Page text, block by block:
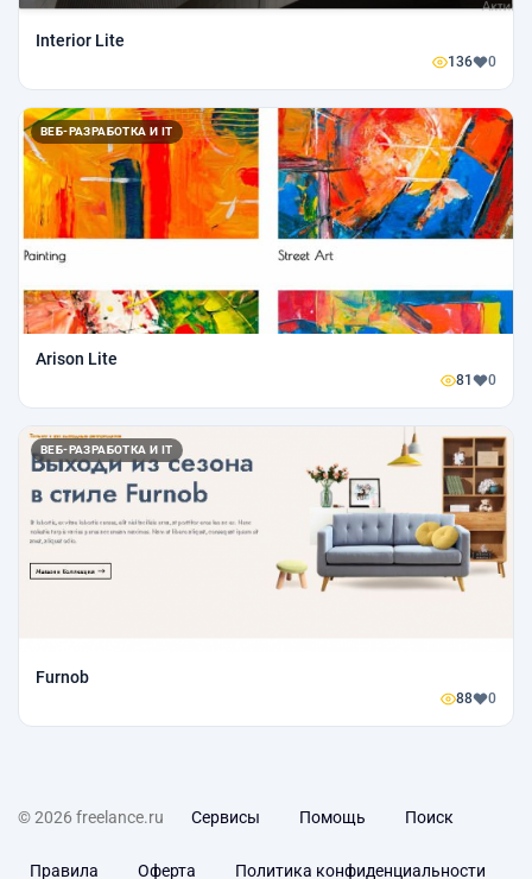
Interior Lite
136 0
ВЕБ-РАЗРАБОТКА И IT
Arison Lite
81 0
ВЕБ-РАЗРАБОТКА И IT
Furnob
88 0
© 2026 freelance.ru Сервисы Помощь Поиск
Правила Оферта Политика конфиденциальности